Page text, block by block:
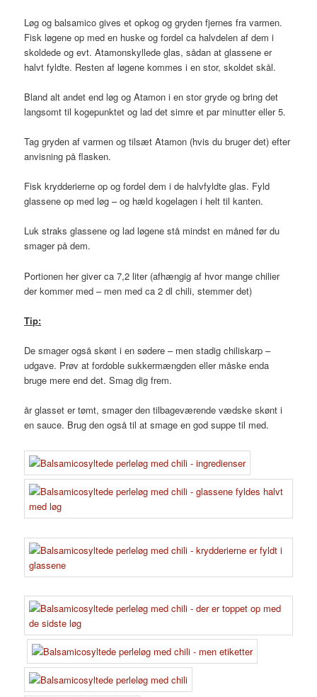
Løg og balsamico gives et opkog og gryden fjernes fra varmen.
Fisk løgene op med en huske og fordel ca halvdelen af dem i
skoldede og evt. Atamonskyllede glas, sådan at glassene er
halvt fyldte. Resten af løgene kommes i en stor, skoldet skål.
Bland alt andet end løg og Atamon i en stor gryde og bring det
langsomt til kogepunktet og lad det simre et par minutter eller 5.
Tag gryden af varmen og tilsæt Atamon (hvis du bruger det) efter
anvisning på flasken.
Fisk krydderierne op og fordel dem i de halvfyldte glas. Fyld
glassene op med løg – og hæld kogelagen i helt til kanten.
Luk straks glassene og lad løgene stå mindst en måned før du
smager på dem.
Portionen her giver ca 7,2 liter (afhængig af hvor mange chilier
der kommer med – men med ca 2 dl chili, stemmer det)
Tip:
De smager også skønt i en sødere – men stadig chiliskarp –
udgave. Prøv at fordoble sukkermængden eller måske enda
bruge mere end det. Smag dig frem.
år glasset er tømt, smager den tilbageværende vædske skønt i
en sauce. Brug den også til at smage en god suppe til med.